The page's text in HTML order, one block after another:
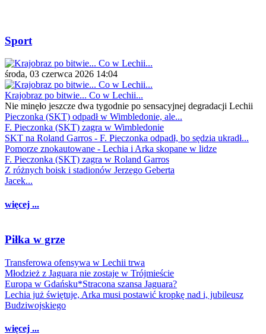
Sport
środa, 03 czerwca 2026 14:04
Krajobraz po bitwie... Co w Lechii...
Nie minęło jeszcze dwa tygodnie po sensacyjnej degradacji Lechii
Pieczonka (SKT) odpadł w Wimbledonie, ale...
F. Pieczonka (SKT) zagra w Wimbledonie
SKT na Roland Garros - F. Pieczonka odpadł, bo sędzia ukradł...
Pomorze znokautowane - Lechia i Arka skopane w lidze
F. Pieczonka (SKT) zagra w Roland Garros
Z różnych boisk i stadionów Jerzego Geberta
Jacek...
więcej ...
Piłka w grze
Transferowa ofensywa w Lechii trwa
Młodzież z Jaguara nie zostaje w Trójmieście
Europa w Gdańsku*Stracona szansa Jaguara?
Lechia już świętuje, Arka musi postawić kropkę nad i, jubileusz
Budziwojskiego
więcej ...